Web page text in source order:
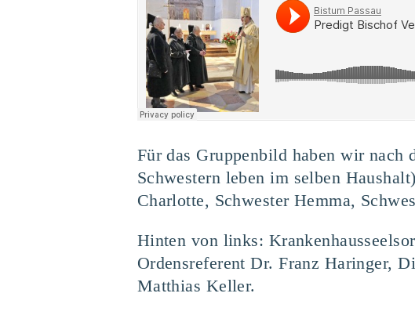
Für das Gruppenbild haben wir nach
Schwestern leben im selben
Charlotte, Schwester Hemma,
Hinten von links:
Ordensreferent Dr. Franz Haringer,
Matthias Keller.